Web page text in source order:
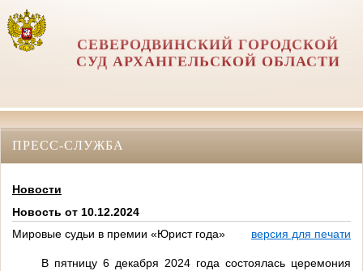
СЕВЕРОДВИНСКИЙ ГОРОДСКОЙ
СУД АРХАНГЕЛЬСКОЙ ОБЛАСТИ
ПРЕСС-СЛУЖБА
Новости
Новость от 10.12.2024
Мировые судьи в премии «Юрист года»
версия для печати
В пятницу 6 декабря 2024 года состоялась церемония